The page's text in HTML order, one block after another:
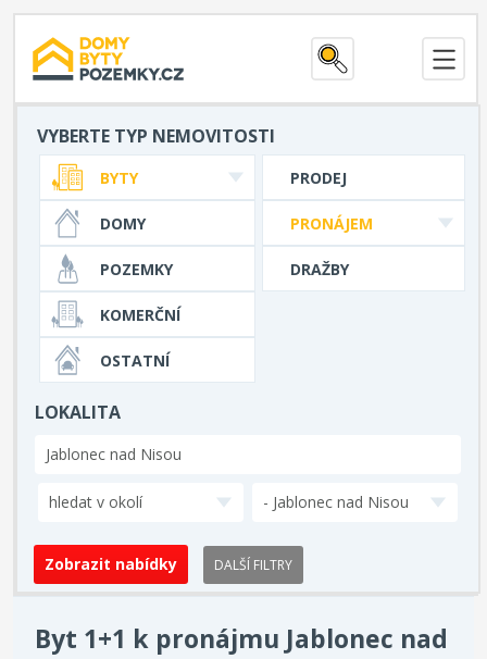
VYBERTE TYP NEMOVITOSTI
PRODEJ
PRONÁJEM
DRAŽBY
BYTY
DOMY
POZEMKY
KOMERČNÍ
OSTATNÍ
LOKALITA
hledat v okolí - Jablonec nad Nisou
DALŠÍ FILTRY
Byt 1+1 k pronájmu Jablonec nad